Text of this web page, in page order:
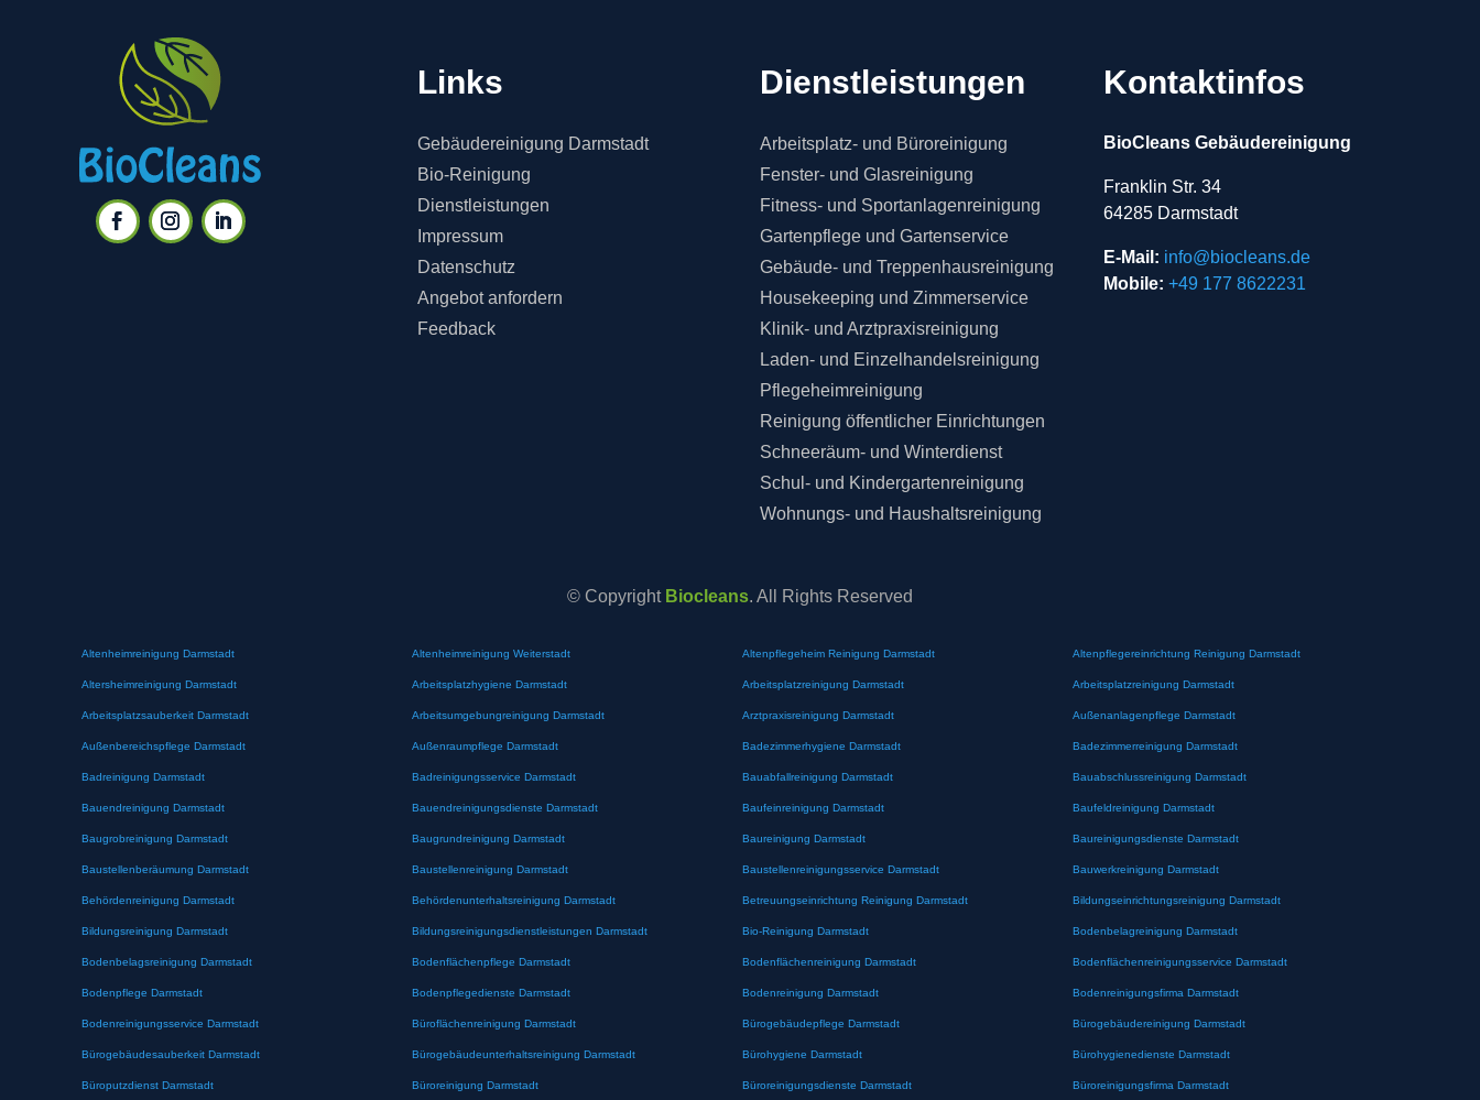
Links
Gebäudereinigung Darmstadt
Bio-Reinigung
Dienstleistungen
Impressum
Datenschutz
Angebot anfordern
Feedback
Dienstleistungen
Arbeitsplatz- und Büroreinigung
Fenster- und Glasreinigung
Fitness- und Sportanlagenreinigung
Gartenpflege und Gartenservice
Gebäude- und Treppenhausreinigung
Housekeeping und Zimmerservice
Klinik- und Arztpraxisreinigung
Laden- und Einzelhandelsreinigung
Pflegeheimreinigung
Reinigung öffentlicher Einrichtungen
Schneeräum- und Winterdienst
Schul- und Kindergartenreinigung
Wohnungs- und Haushaltsreinigung
Kontaktinfos
BioCleans Gebäudereinigung
Franklin Str. 34
64285 Darmstadt
E-Mail: info@biocleans.de
Mobile: +49 177 8622231
© Copyright Biocleans. All Rights Reserved
Altenheimreinigung Darmstadt Altenheimreinigung Weiterstadt Altenpflegeheim Reinigung Darmstadt Altenpflegereinrichtung Reinigung Darmstadt
Altersheimreinigung Darmstadt Arbeitsplatzhygiene Darmstadt Arbeitsplatzreinigung Darmstadt Arbeitsplatzreinigung Darmstadt
Arbeitsplatzsauberkeit Darmstadt Arbeitsumgebungreinigung Darmstadt Arztpraxisreinigung Darmstadt Außenanlagenpflege Darmstadt
Außenbereichspflege Darmstadt Außenraumpflege Darmstadt Badezimmerhygiene Darmstadt Badezimmerreinigung Darmstadt
Badreinigung Darmstadt Badreinigungsservice Darmstadt Bauabfallreinigung Darmstadt Bauabschlussreinigung Darmstadt
Bauendreinigung Darmstadt Bauendreinigungsdienste Darmstadt Baufeinreinigung Darmstadt Baufeldreinigung Darmstadt
Baugrobreinigung Darmstadt Baugrundreinigung Darmstadt Baureinigung Darmstadt Baureinigungsdienste Darmstadt
Baustellenberäumung Darmstadt Baustellenreinigung Darmstadt Baustellenreinigungsservice Darmstadt Bauwerkreinigung Darmstadt
Behördenreinigung Darmstadt Behördenunterhaltsreinigung Darmstadt Betreuungseinrichtung Reinigung Darmstadt Bildungseinrichtungsreinigung Darmstadt
Bildungsreinigung Darmstadt Bildungsreinigungsdienstleistungen Darmstadt Bio-Reinigung Darmstadt Bodenbelagreinigung Darmstadt
Bodenbelagsreinigung Darmstadt Bodenflächenpflege Darmstadt Bodenflächenreinigung Darmstadt Bodenflächenreinigungsservice Darmstadt
Bodenpflege Darmstadt Bodenpflegedienste Darmstadt Bodenreinigung Darmstadt Bodenreinigungsfirma Darmstadt
Bodenreinigungsservice Darmstadt Büroflächenreinigung Darmstadt Bürogebäudepflege Darmstadt Bürogebäudereinigung Darmstadt
Bürogebäudesauberkeit Darmstadt Bürogebäudeunterhaltsreinigung Darmstadt Bürohygiene Darmstadt Bürohygienedienste Darmstadt
Büroputzdienst Darmstadt Büroreinigung Darmstadt Büroreinigungsdienste Darmstadt Büroreinigungsfirma Darmstadt